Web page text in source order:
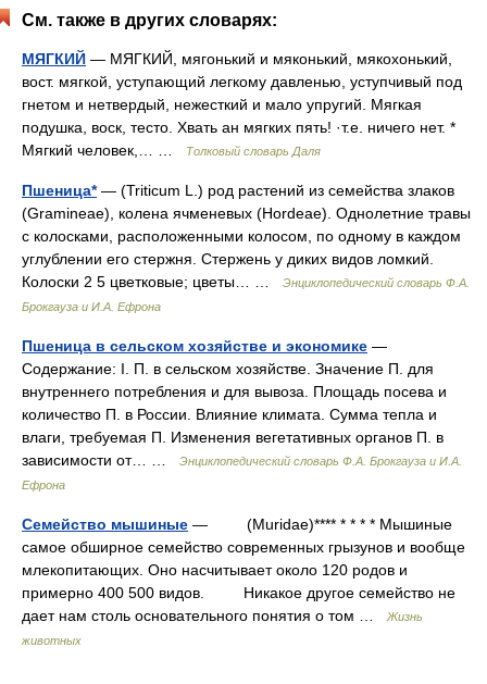
См. также в других словарях:
МЯГКИЙ — МЯГКИЙ, мягонький и мяконький, мякохонький,
вост. мягкой, уступающий легкому давленью, уступчивый под
гнетом и нетвердый, нежесткий и мало упругий. Мягкая
подушка, воск, тесто. Хвать ан мягких пять! ·т.е. ничего нет. *
Мягкий человек,… …
Толковый словарь Даля
Пшеница*— (Triticum L.) род растений из семейства злаков
(Gramineae), колена ячменевых (Hordeae). Однолетние травы
с колосками, расположенными колосом, по одному в каждом
углублении его стержня. Стержень у диких видов ломкий.
Колоски 2 5 цветковые; цветы… …
Энциклопедический словарь Ф.А.
Брокгауза и И.А. Ефрона
Пшеница в сельском хозяйстве и экономике —
Содержание: I. П. в сельском хозяйстве. Значение П. для
внутреннего потребления и для вывоза. Площадь посева и
количество П. в России. Влияние климата. Сумма тепла и
влаги, требуемая П. Изменения вегетативных органов П. в
зависимости от… …
Энциклопедический словарь Ф.А. Брокгауза и И.А.
Ефрона
Семейство мышиные — (Muridae)**** * * * * Мышиные
самое обширное семейство современных грызунов и вообще
млекопитающих. Оно насчитывает около 120 родов и
примерно 400 500 видов. Никакое другое семейство не
дает нам столь основательного понятия о том …
Жизнь
животных